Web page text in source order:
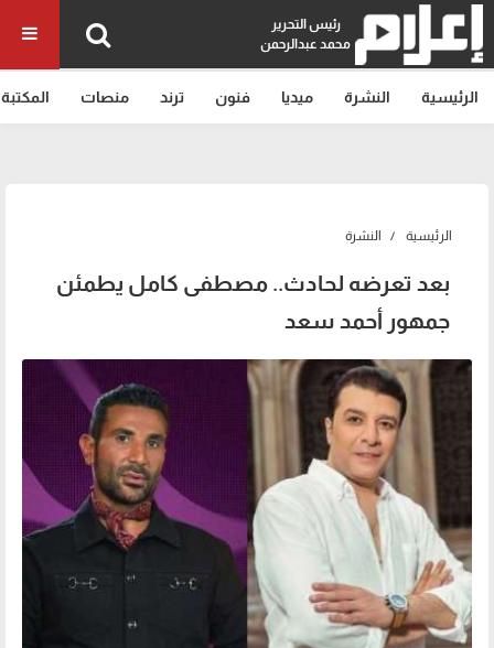
رئيس التحرير
محمد عبدالرحمن
الرئيسية النشرة ميديا فنون ترند منصات المكتبة
الرئيسية النشرة
بعد تعرضه لحادث.. مصطفى كامل يطمئن
جمهور أحمد سعد